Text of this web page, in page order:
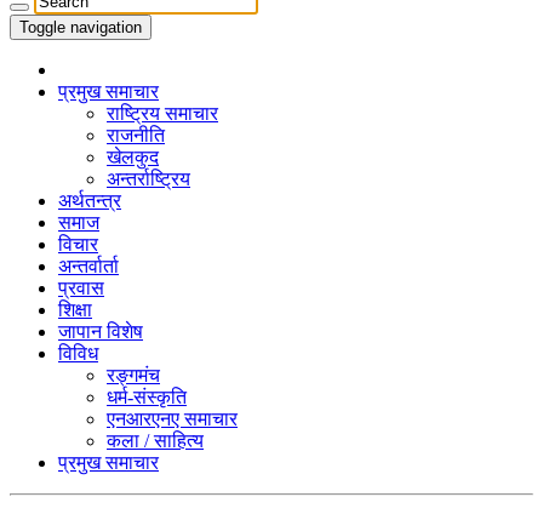
Toggle navigation
प्रमुख समाचार
राष्ट्रिय समाचार
राजनीति
खेलकुद
अन्तर्राष्ट्रिय
अर्थतन्त्र
समाज
विचार
अन्तर्वार्ता
प्रवास
शिक्षा
जापान विशेष
विविध
रङ्गमंच
धर्म-संस्कृति
एनआरएनए समाचार
कला / साहित्य
प्रमुख समाचार